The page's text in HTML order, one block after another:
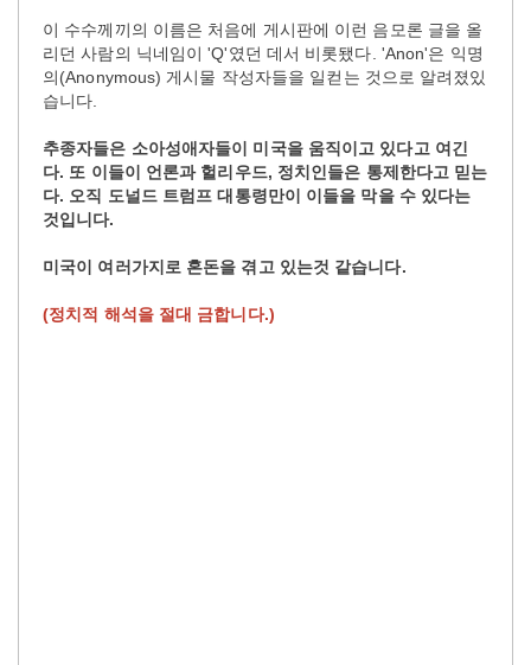
이 수수께끼의 이름은 처음에 게시판에 이런 음모론 글을 올
리던 사람의 닉네임이 'Q'였던 데서 비롯됐다. 'Anon'은 익명
의(Anonymous) 게시물 작성자들을 일컫는 것으로 알려졌있
습니다.
추종자들은 소아성애자들이 미국을 움직이고 있다고 여긴
다. 또 이들이 언론과 헐리우드, 정치인들은 통제한다고 믿는
다. 오직 도널드 트럼프 대통령만이 이들을 막을 수 있다는
것입니다.
미국이 여러가지로 혼돈을 겪고 있는것 같습니다.
(정치적 해석을 절대 금합니다.)